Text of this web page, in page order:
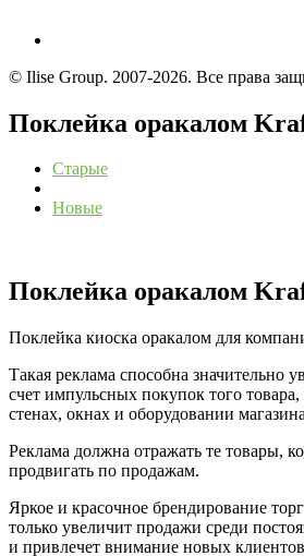
© Ilise Group. 2007-2026. Все права
Поклейка оракалом
Старые
Новые
Поклейка оракалом
Поклейка киоска оракалом для
Такая реклама способна значительно
счет импульсных покупок того
стенах, окнах и оборудовании
Реклама должна отражать те товары,
продвигать по продажам.
Яркое и красочное брендирование
только увеличит продажи среди
и привлечет внимание новых